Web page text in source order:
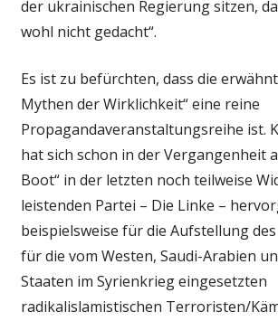
der ukrainischen Regierung sitzen,
wohl nicht gedacht“.
Es ist zu befürchten, dass die
Mythen der Wirklichkeit“ eine reine
Propagandaveranstaltungsreihe ist.
hat sich schon in der Vergangenheit
Boot“ in der letzten noch teilweise
leistenden Partei – Die Linke –
beispielsweise für die Aufstellung
für die vom Westen, Saudi-Arabien
Staaten im Syrienkrieg eingesetzten
radikalislamistischen Terroristen/